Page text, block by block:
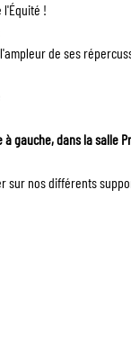
l'Équité !
de ses
gauche, dans la salle
sur nos différents